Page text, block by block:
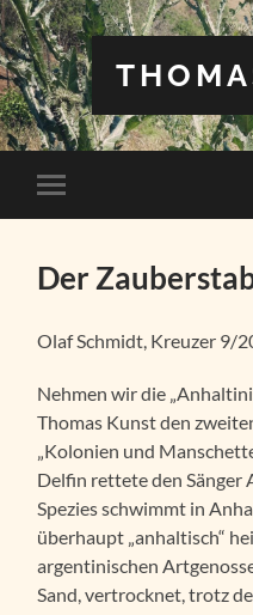
Mobile-
Menü
Der
Olaf Schmidt, Kreuzer 9/
Nehmen wir die
Thomas Kunst den
„Kolonien und
Delfin rettete den Sänger
Spezies schwimmt in
überhaupt „anhaltisch“
argentinischen
Sand, vertrocknet, trotz